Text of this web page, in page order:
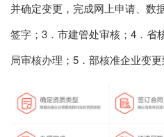
并确定变更，完成网上申请、数
签字；3．市建管处审核；4．省
局审核办理；5．部核准企业变